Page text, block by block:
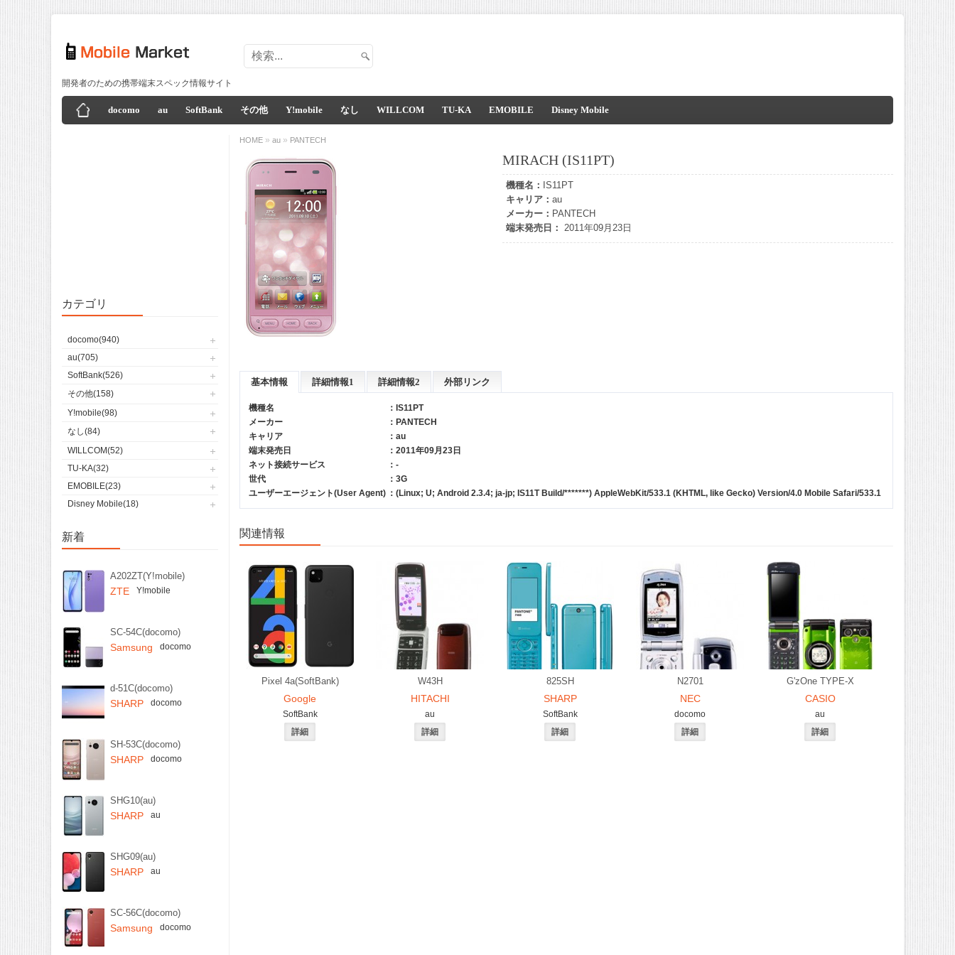
開発者のための携帯端末スペック情報サイト
docomo au SoftBank その他 Y!mobile なし WILLCOM TU-KA EMOBILE Disney Mobile
カテゴリ
docomo(940)
au(705)
SoftBank(526)
その他(158)
Y!mobile(98)
なし(84)
WILLCOM(52)
TU-KA(32)
EMOBILE(23)
Disney Mobile(18)
新着
A202ZT(Y!mobile)
ZTE Y!mobile
SC-54C(docomo)
Samsung docomo
d-51C(docomo)
SHARP docomo
SH-53C(docomo)
SHARP docomo
SHG10(au)
SHARP au
SHG09(au)
SHARP au
SC-56C(docomo)
Samsung docomo
HOME » au » PANTECH
MIRACH (IS11PT)
機種名： IS11PT
キャリア： au
メーカー： PANTECH
端末発売日： 2011年09月23日
基本情報 詳細情報1 詳細情報2 外部リンク
機種名
：IS11PT
メーカー
： PANTECH
キャリア
： au
端末発売日
：2011年09月23日
ネット接続サービス
：-
世代
：3G
ユーザーエージェント(User Agent) ：(Linux; U; Android 2.3.4; ja-jp; IS11T Build/*******) AppleWebKit/533.1 (KHTML, like Gecko) Version/4.0 Mobile Safari/533.1
関連情報
Pixel 4a(SoftBank)
Google
SoftBank
W43H
HITACHI
au
825SH
SHARP
SoftBank
N2701
NEC
docomo
G'zOne TYPE-X
CASIO
au